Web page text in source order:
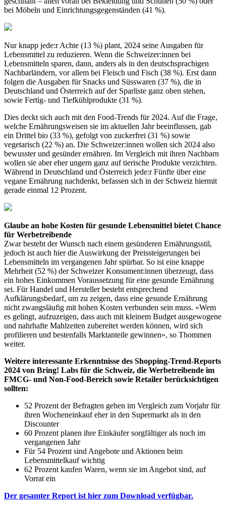
bei Möbeln und Einrichtungsgegenständen (41 %).
Nur knapp jede:r Achte (13 %) plant, 2024 seine Ausgaben für
Lebensmittel zu reduzieren. Wenn die Schweizer:innen bei
Lebensmitteln sparen, dann, anders als in den deutschsprachigen
Nachbarländern, vor allem bei Fleisch und Fisch (38 %). Erst dann
folgen die Ausgaben für Snacks und Süsswaren (37 %), die in
Deutschland und Österreich auf der Sparliste ganz oben stehen,
sowie Fertig- und Tiefkühlprodukte (31 %).
Dies deckt sich auch mit den Food-Trends für 2024. Auf die Frage,
welche Ernährungsweisen sie im aktuellen Jahr beeinflussen, gab
ein Drittel bio (33 %), gefolgt von zuckerfrei (31 %) sowie
vegetarisch (22 %) an. Die Schweizer:innen wollen sich 2024 also
bewusster und gesünder ernähren. Im Vergleich mit ihren Nachbarn
wollen sie aber eher ungern ganz auf tierische Produkte verzichten.
Während in Deutschland und Österreich jede:r Fünfte über eine
vegane Ernährung nachdenkt, befassen sich in der Schweiz hiermit
gerade einmal 12 Prozent.
Glaube an hohe Kosten für gesunde Lebensmittel bietet Chance
für Werbetreibende
Zwar besteht der Wunsch nach einem gesünderen Ernährungsstil,
jedoch ist auch hier die Auswirkung der Preissteigerungen bei
Lebensmitteln im vergangenen Jahr spürbar. So ist eine knappe
Mehrheit (52 %) der Schweizer Konsument:innen überzeugt, dass
ein hohes Einkommen Voraussetzung für eine gesunde Ernährung
sei. Für Handel und Hersteller besteht entsprechend
Aufklärungsbedarf, um zu zeigen, dass eine gesunde Ernährung
nicht zwangsläufig mit hohen Kosten verbunden sein muss. «Wem
es gelingt, aufzuzeigen, dass auch mit kleinem Budget ausgewogene
und nahrhafte Mahlzeiten zubereitet werden können, wird sich
profilieren und bestenfalls Marktanteile gewinnen», so Thommen
weiter.
Weitere interessante Erkenntnisse des Shopping-Trend-Reports
2024 von Bring! Labs für die Schweiz, die Werbetreibende im
FMCG- und Non-Food-Bereich sowie Retailer berücksichtigen
sollten:
52 Prozent der Befragten gehen im Vergleich zum Vorjahr für
ihren Wocheneinkauf eher in den Supermarkt als in den
Discounter
60 Prozent planen ihre Einkäufer sorgfältiger als noch im
vergangenen Jahr
Für 54 Prozent sind Angebote und Aktionen beim
Lebensmittelkauf wichtig
62 Prozent kaufen Waren, wenn sie im Angebot sind, auf
Vorrat ein
Der gesamter Report ist hier zum Download verfügbar.